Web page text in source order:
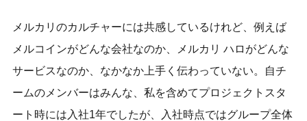
メルカリのカルチャーには共感しているけれど、例えば
メルコインがどんな会社なのか、メルカリ ハロがどんな
サービスなのか、なかなか上手く伝わっていない。自チ
ームのメンバーはみんな、私を含めてプロジェクトスタ
ート時には入社1年でしたが、入社時点ではグループ全体